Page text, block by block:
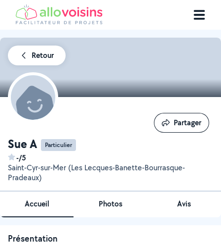
Retour
Sue A Particulier
-/5
Saint-Cyr-sur-Mer (Les Lecques-Banette-Bourrasque-
Pradeaux)
Partager
Partager
Accueil Photos Avis
Présentation